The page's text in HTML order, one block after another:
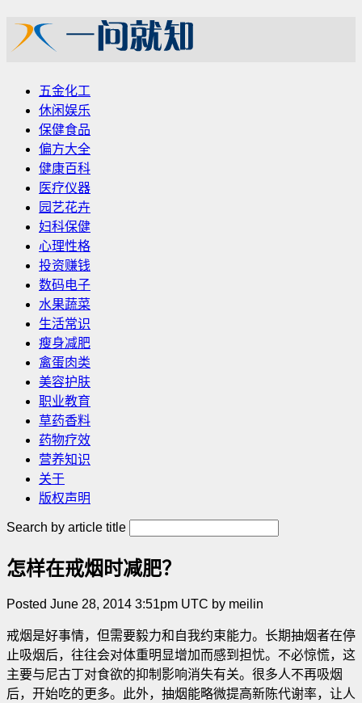
五金化工
休闲娱乐
保健食品
偏方大全
健康百科
医疗仪器
园艺花卉
妇科保健
心理性格
投资赚钱
数码电子
水果蔬菜
生活常识
瘦身减肥
禽蛋肉类
美容护肤
职业教育
草药香料
药物疗效
营养知识
关于
版权声明
Search by article title
怎样在戒烟时减肥？
Posted June 28, 2014 3:51pm UTC by meilin
戒烟是好事情，但需要毅力和自我约束能力。长期抽烟者在停
止吸烟后，往往会对体重明显增加而感到担忧。不必惊慌，这
主要与尼古丁对食欲的抑制影响消失有关。很多人不再吸烟
后，开始吃的更多。此外，抽烟能略微提高新陈代谢率，让人